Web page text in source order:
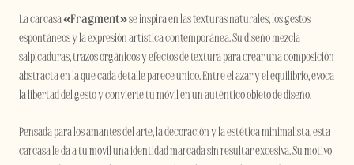
La carcasa«Fragment»se inspira en las texturas naturales, los gestos
espontáneos y la expresión artística contemporánea. Su diseño mezcla
salpicaduras, trazos orgánicos y efectos de textura para crear una composición
abstracta en la que cada detalle parece único. Entre el azar y el equilibrio, evoca
la libertad del gesto y convierte tu móvil en un auténtico objeto de diseño.
Pensada para los amantes del arte, la decoración y la estética minimalista, esta
carcasa le da a tu móvil una identidad marcada sin resultar excesiva. Su motivo